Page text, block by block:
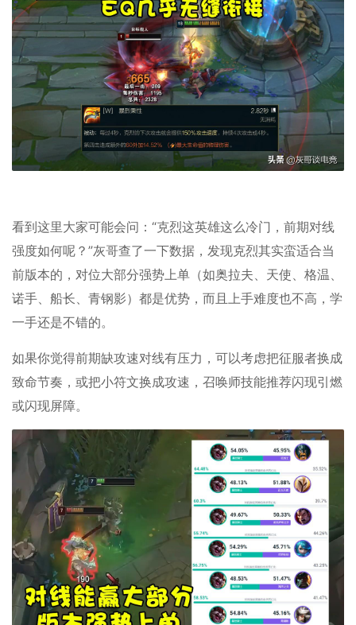
看到这里大家可能会问：“克烈这英雄这么冷门，前期对线
强度如何呢？”灰哥查了一下数据，发现克烈其实蛮适合当
前版本的，对位大部分强势上单（如奥拉夫、天使、格温、
诺手、船长、青钢影）都是优势，而且上手难度也不高，学
一手还是不错的。
如果你觉得前期缺攻速对线有压力，可以考虑把征服者换成
致命节奏，或把小符文换成攻速，召唤师技能推荐闪现引燃
或闪现屏障。